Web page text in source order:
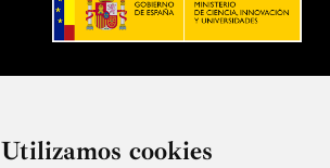
Utilizamos cookies